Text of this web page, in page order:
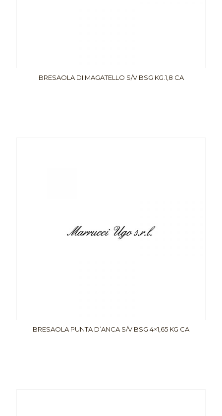
BRESAOLA DI MAGATELLO S/V BSG KG.1,8 CA
BRESAOLA PUNTA D’ANCA S/V BSG 4×1,65 KG CA